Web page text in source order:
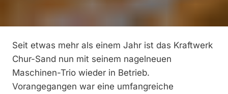
Seit etwas mehr als einem Jahr ist das Kraftwerk
Chur-Sand nun mit seinem nagelneuen
Maschinen-Trio wieder in Betrieb.
Vorangegangen war eine umfangreiche